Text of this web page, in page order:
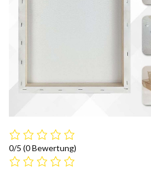
0/5 (0 Bewertung)